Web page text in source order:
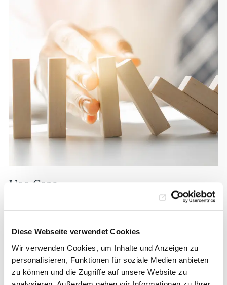
Diese Webseite verwendet Cookies
Wir verwenden Cookies, um Inhalte und Anzeigen zu
personalisieren, Funktionen für soziale Medien anbieten
zu können und die Zugriffe auf unsere Website zu
Use Case
Auftrag
Ein Unternehmen der Konsumgüterindustrie mit
Umsatz von ca. 100 Mio €, 300 Mitarbeitern an
3 Produktionsstandorten stagniert seit Jahren. Die
Ertragslage ist geschwächt und das Unternehmen in